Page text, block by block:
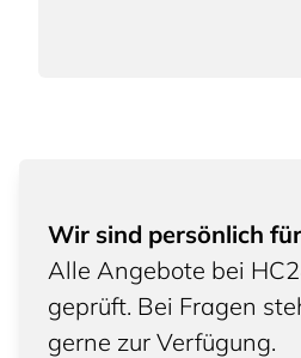
Wir sind persönlich
Alle Angebote bei
geprüft. Bei Fragen
gerne zur Verfügung.